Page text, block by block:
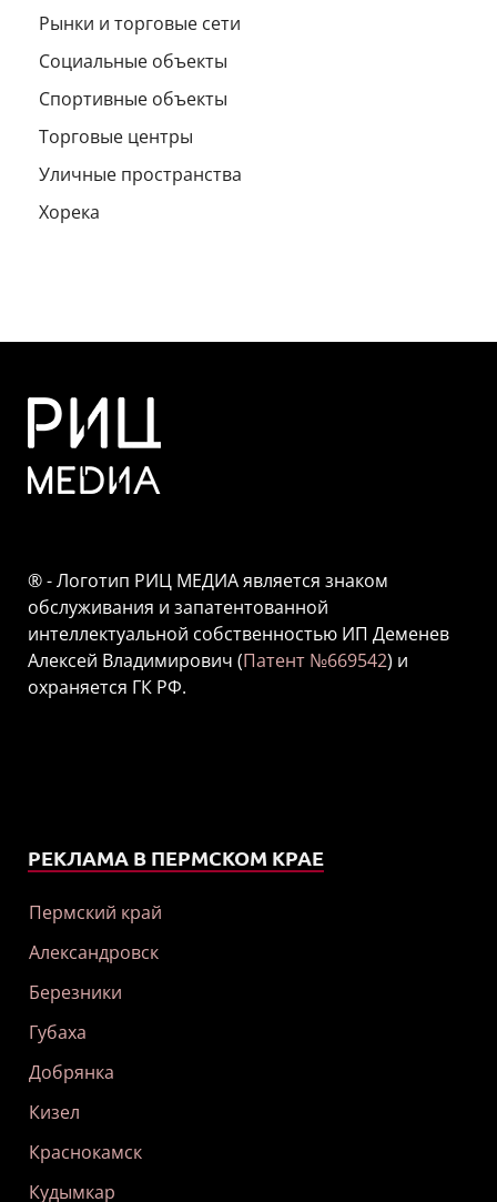
Рынки и торговые сети
Социальные объекты
Спортивные объекты
Торговые центры
Уличные пространства
Хорека
® - Логотип РИЦ МЕДИА является знаком
обслуживания и запатентованной
интеллектуальной собственностью ИП Деменев
Алексей Владимирович (Патент №669542) и
охраняется ГК РФ.
РЕКЛАМА В ПЕРМСКОМ КРАЕ
Пермский край
Александровск
Березники
Губаха
Добрянка
Кизел
Краснокамск
Кудымкар